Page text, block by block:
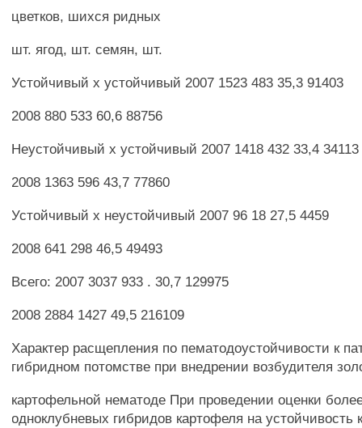
цветков, шихся ридных
шт. ягод, шт. семян, шт.
Устойчивый х устойчивый 2007 1523 483 35,3 91403
2008 880 533 60,6 88756
Неустойчивый х устойчивый 2007 1418 432 33,4 34113
2008 1363 596 43,7 77860
Устойчивый х неустойчивый 2007 96 18 27,5 4459
2008 641 298 46,5 49493
Всего: 2007 3037 933 . 30,7 129975
2008 2884 1427 49,5 216109
Характер расщепления по пематодоустойчивости к
гибридном потомстве при внедрении возбудителя
картофельной нематоде При проведении оценки
одноклубневых гибридов картофеля на устойчивость